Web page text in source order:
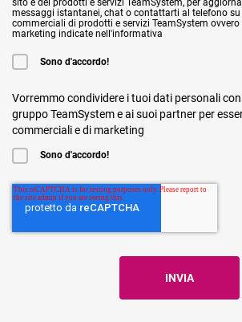
sito e dei prodotti e servizi TeamSystem, per
messaggi istantanei, chat o contattarti al telefono
commerciali di prodotti e servizi TeamSystem
marketing indicate nell'informativa
Sono d'accordo!
Vorremmo condividere i tuoi dati personali con
gruppo TeamSystem e ai suoi partner per
commerciali e di marketing
Sono d'accordo!